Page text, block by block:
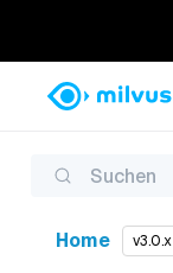
Suchen
Home v3.0.x